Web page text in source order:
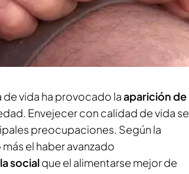
importancia: la habilidad para
. Segúninforma Aldara Martitegui en
de recursos públicos a la
de vida ha provocado laaparición de
Envejecer con calidad de vida se
preocupaciones. Según la
el haber avanzado
socialque el alimentarse mejor de